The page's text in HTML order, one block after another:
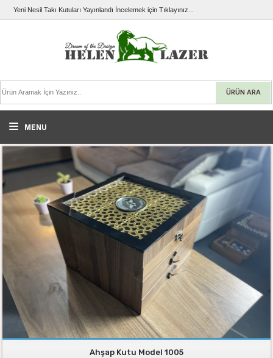
Yeni Nesil Takı Kutuları Yayınlandı İncelemek için Tıklayınız...
ÜRÜN ARA
MENU
Ahşap Kutu Model 1005